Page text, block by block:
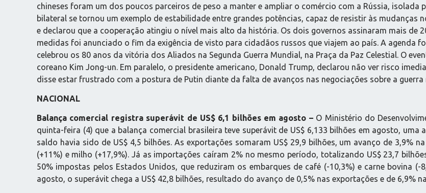
chineses foram um dos poucos parceiros de peso a manter e ampliar o comércio com a Rússia, isolada
bilateral se tornou um exemplo de estabilidade entre grandes potências, capaz de resistir às mudanças
e declarou que a cooperação atingiu o nível mais alto da história. Os dois governos assinaram mais de
medidas foi anunciado o fim da exigência de visto para cidadãos russos que viajem ao país. A agenda
celebrou os 80 anos da vitória dos Aliados na Segunda Guerra Mundial, na Praça da Paz Celestial. O
coreano Kim Jong-un. Em paralelo, o presidente americano, Donald Trump, declarou não ver risco
disse estar frustrado com a postura de Putin diante da falta de avanços nas negociações sobre a guerra
NACIONAL
Balança comercial registra superávit de US$ 6,1 bilhões em agosto –O Ministério do
quinta-feira (4) que a balança comercial brasileira teve superávit de US$ 6,133 bilhões em agosto,
saldo havia sido de US$ 4,5 bilhões. As exportações somaram US$ 29,9 bilhões, um avanço de 3,9%
(+11%) e milho (+17,9%). Já as importações caíram 2% no mesmo período, totalizando US$ 23,7
50% impostas pelos Estados Unidos, que reduziram os embarques de café (-10,3%) e carne bovina
agosto, o superávit chega a US$ 42,8 bilhões, resultado do avanço de 0,5% nas exportações e de 6,9%